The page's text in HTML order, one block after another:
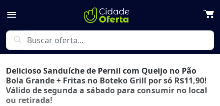
menu
search
Delicioso Sanduíche de Pernil com Queijo no Pão
Bola Grande + Fritas no Boteko Grill por só R$11,90!
Válido de segunda a sábado para consumir no local
ou retirada!